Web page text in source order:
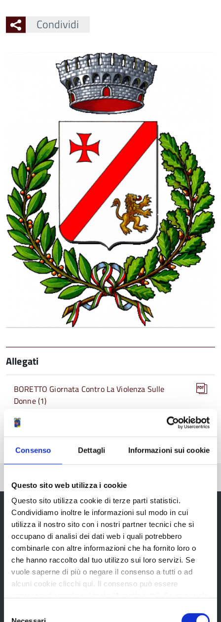
Consenso Dettagli Informazioni sui cookie
Questo sito web utilizza i cookie
Questo sito utilizza cookie di terze parti statistici.
Condividiamo inoltre le informazioni sul modo in cui
utilizza il nostro sito con i nostri partner tecnici che si
occupano di analisi dei dati web i quali potrebbero
combinarle con altre informazioni che ha fornito loro o
che hanno raccolto dal tuo utilizzo sui loro servizi. Se
vuole saperne di più o negare il consenso a tutti o ad
alcuni cookie clicchi qui. Il consenso può essere
tasto "Rifiuta".
Condividi
Allegati
BORETTO Giornata Contro La Violenza Sulle
Donne (1)
Comune di Boretto
Provincia di Reggio Emilia
La Provincia